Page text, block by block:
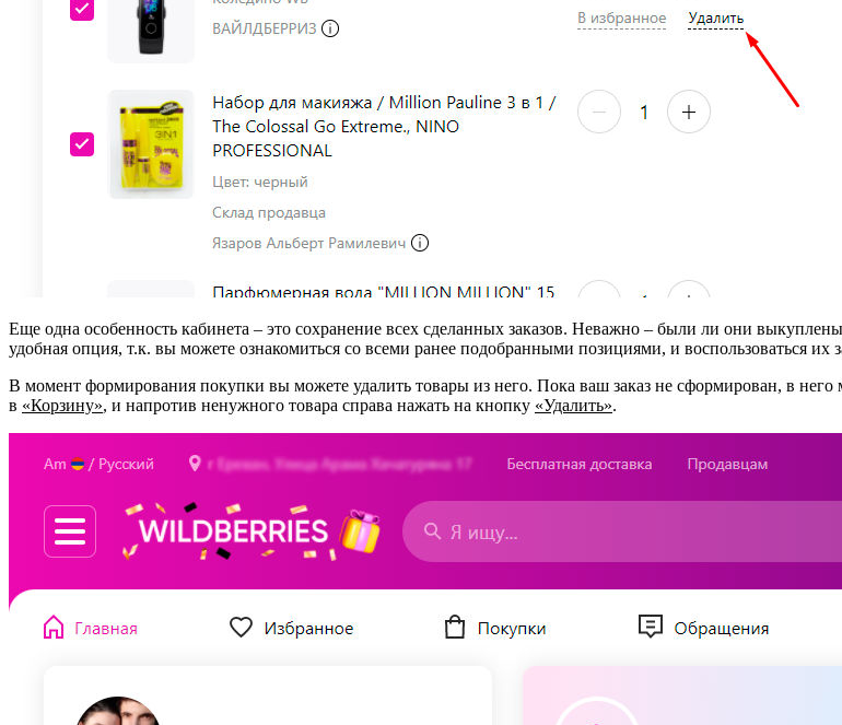
Еще одна особенность кабинета – это сохранение всех сделанных заказов. Неважно – были ли они
удобная опция, т.к. вы можете ознакомиться со всеми ранее подобранными позициями, и воспользоваться их
В момент формирования покупки вы можете удалить товары из него. Пока ваш заказ не сформирован, в
в «Корзину», и напротив ненужного товара справа нажать на кнопку «Удалить».